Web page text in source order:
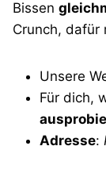
Bissen
Crunch, dafür
Unsere
Für dich,
Adresse: